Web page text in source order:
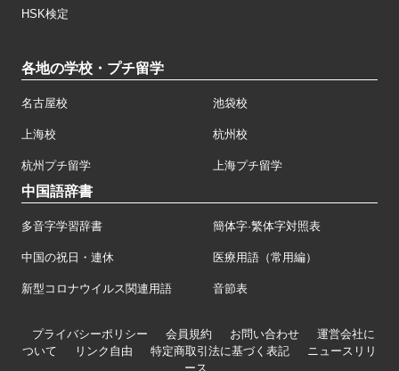
HSK検定
各地の学校・プチ留学
名古屋校 池袋校
上海校 杭州校
杭州プチ留学 上海プチ留学
中国語辞書
多音字学習辞書 簡体字·繁体字対照表
中国の祝日・連休 医療用語（常用編）
新型コロナウイルス関連用語 音節表
プライバシーポリシー 会員規約 お問い合わせ
運営会社に
ついて
リンク自由 特定商取引法に基づく表記
ニュースリリ
ース